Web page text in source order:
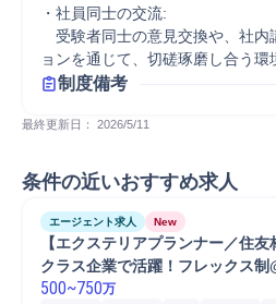
・社員同士の交流:
受験者同士の意見交換や、社内
ョンを通じて、切磋琢磨し合う環
制度備考
最終更新日： 2026/5/11
条件の近いおすすめ求人
エージェント求人 New
【エクステリアプランナー／住
クラス企業で活躍！フレックス制
500~750万